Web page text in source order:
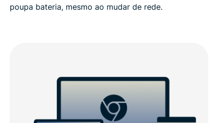
poupa bateria, mesmo ao mudar de rede.